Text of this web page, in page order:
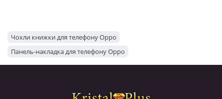
Чохли книжки для телефону Oppo
Панель-накладка для телефону Oppo